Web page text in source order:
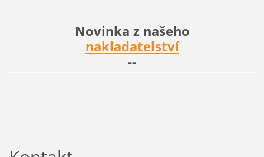
Novinka z našeho
nakladatelství
--